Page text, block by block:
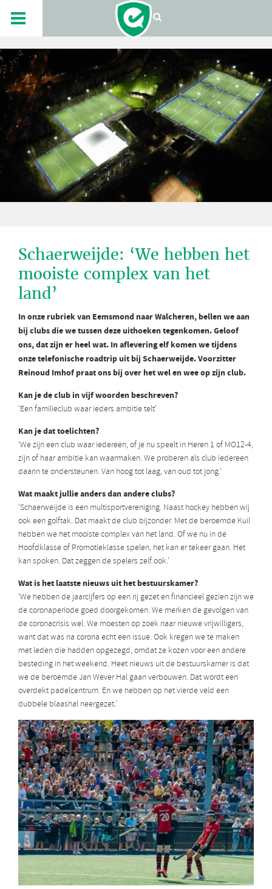
Schaerweijde: ‘We hebben het
mooiste complex van het
land’
In onze rubriek van Eemsmond naar Walcheren, bellen we aan
bij clubs die we tussen deze uithoeken tegenkomen. Geloof
ons, dat zijn er heel wat. In aflevering elf komen we tijdens
onze telefonische roadtrip uit bij Schaerweijde. Voorzitter
Reinoud Imhof praat ons bij over het wel en wee op zijn club.
Kan je de club in vijf woorden beschreven?
‘Een familieclub waar ieders ambitie telt’
Kan je dat toelichten?
‘We zijn een club waar iedereen, of je nu speelt in Heren 1 of MO12-4,
zijn of haar ambitie kan waarmaken. We proberen als club iedereen
daarin te ondersteunen. Van hoog tot laag, van oud tot jong.’
Wat maakt jullie anders dan andere clubs?
‘Schaerweijde is een multisportvereniging. Naast hockey hebben wij
ook een golftak. Dat maakt de club bijzonder. Met de beroemde Kuil
hebben we het mooiste complex van het land. Of we nu in de
Hoofdklasse of Promotieklasse spelen, het kan er tekeer gaan. Het
kan spoken. Dat zeggen de spelers zelf ook.’
Wat is het laatste nieuws uit het bestuurskamer?
‘We hebben de jaarcijfers op een rij gezet en financieel gezien zijn we
de coronaperiode goed doorgekomen. We merken de gevolgen van
de coronacrisis wel. We moesten op zoek naar nieuwe vrijwilligers,
want dat was na corona echt een issue. Ook kregen we te maken
met leden die hadden opgezegd, omdat ze kozen voor een andere
besteding in het weekend. Heet nieuws uit de bestuurskamer is dat
we de beroemde Jan Wever Hal gaan verbouwen. Dat wordt een
overdekt padelcentrum. En we hebben op het vierde veld een
dubbele blaashal neergezet.’